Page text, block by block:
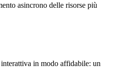
asincrono delle risorse più
in modo affidabile: un